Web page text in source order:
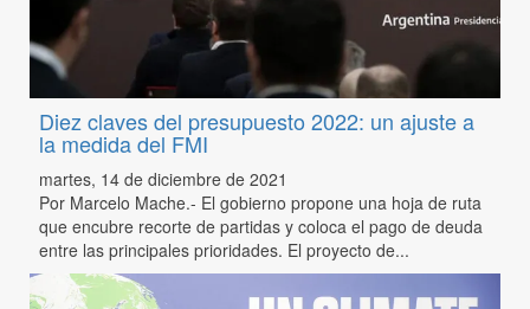
Diez claves del presupuesto 2022: un ajuste a
la medida del FMI
martes, 14 de diciembre de 2021
Por Marcelo Mache.- El gobierno propone una hoja de ruta
que encubre recorte de partidas y coloca el pago de deuda
entre las principales prioridades. El proyecto de...